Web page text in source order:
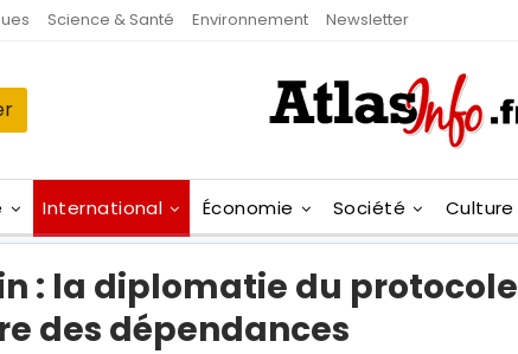
Science & Santé Environnement Newsletter
International Économie Société Culture
: la diplomatie du protocole
des dépendances